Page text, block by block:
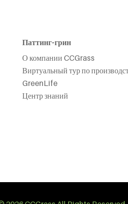
Паттинг-грин
О компании CCGrass
Виртуальный тур по
GreenLife
Центр знаний